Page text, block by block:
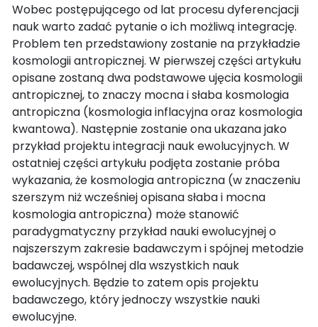
Wobec postępującego od lat procesu dyferencjacji
nauk warto zadać pytanie o ich możliwą integrację.
Problem ten przedstawiony zostanie na przykładzie
kosmologii antropicznej. W pierwszej części artykułu
opisane zostaną dwa podstawowe ujęcia kosmologii
antropicznej, to znaczy mocna i słaba kosmologia
antropiczna (kosmologia inflacyjna oraz kosmologia
kwantowa). Następnie zostanie ona ukazana jako
przykład projektu integracji nauk ewolucyjnych. W
ostatniej części artykułu podjęta zostanie próba
wykazania, że kosmologia antropiczna (w znaczeniu
szerszym niż wcześniej opisana słaba i mocna
kosmologia antropiczna) może stanowić
paradygmatyczny przykład nauki ewolucyjnej o
najszerszym zakresie badawczym i spójnej metodzie
badawczej, wspólnej dla wszystkich nauk
ewolucyjnych. Będzie to zatem opis projektu
badawczego, który jednoczy wszystkie nauki
ewolucyjne.